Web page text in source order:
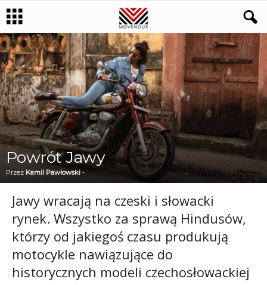
Powrót Jawy
Przez Kamil Pawłowski -
Jawy wracają na czeski i słowacki
rynek. Wszystko za sprawą Hindusów,
którzy od jakiegoś czasu produkują
motocykle nawiązujące do
historycznych modeli czechosłowackiej